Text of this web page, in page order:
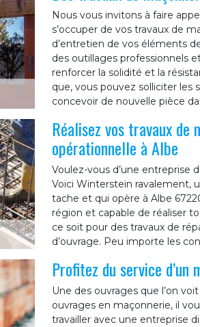
Nous vous invitons à faire
s’occuper de vos travaux de
d’entretien de vos éléments
des outillages professionnels
renforcer la solidité et la
que, vous pouvez solliciter les
concevoir de nouvelle pièce
Réalisez vos travaux de
opérationnelle à Albe
Voulez-vous d’une entreprise
Voici Winterstein ravalement,
tache et qui opère à Albe
région et capable de réaliser
ce soit pour des travaux de
d’ouvrage. Peu importe les
Profitez du service d’un
Une des ouvrages que l’on
ouvrages en maçonnerie, il
travailler avec une entreprise